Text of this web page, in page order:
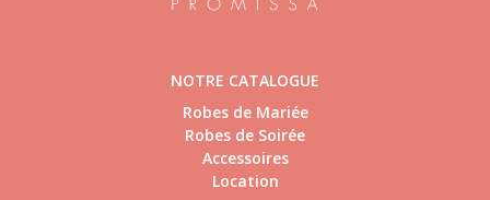
NOTRE CATALOGUE
Robes de Mariée
Robes de Soirée
Accessoires
Location